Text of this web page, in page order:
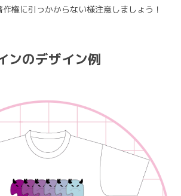
権に引っかからない様注意しましょう！
ンのデザイン例